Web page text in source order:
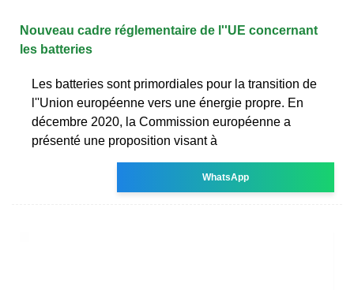
Nouveau cadre réglementaire de l''UE concernant
les batteries
Les batteries sont primordiales pour la transition de
l''Union européenne vers une énergie propre. En
décembre 2020, la Commission européenne a
présenté une proposition visant à
WhatsApp